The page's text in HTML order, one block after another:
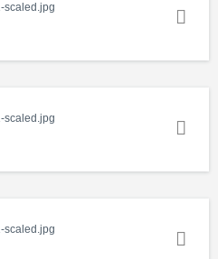
scaled.jpg
scaled.jpg
scaled.jpg